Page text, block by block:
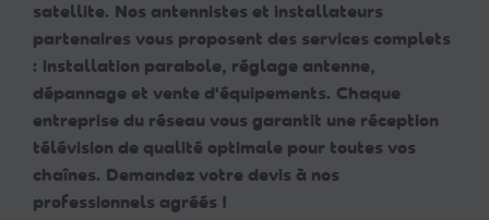
satellite. Nos antennistes et installateurs
partenaires vous proposent des services complets
: installation parabole, réglage antenne,
dépannage et vente d'équipements. Chaque
entreprise du réseau vous garantit une réception
télévision de qualité optimale pour toutes vos
chaînes. Demandez votre devis à nos
professionnels agréés !